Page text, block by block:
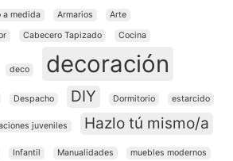
a medida Armarios
Arte
Cabecero Tapizado Cocina
deco decoración
Despacho DIY Dormitorio estarcido
juveniles
Hazlo tú mismo/a
Infantil Manualidades muebles modernos